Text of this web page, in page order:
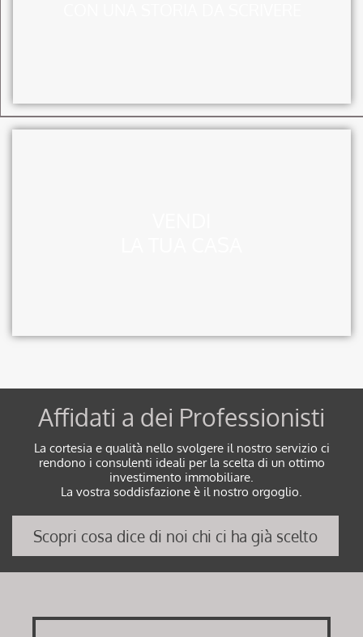
Affidati a dei Professionisti
La cortesia e qualità nello svolgere il nostro servizio ci
rendono i consulenti ideali per la scelta di un ottimo
investimento immobiliare.
La vostra soddisfazione è il nostro orgoglio.
Scopri cosa dice di noi chi ci ha già scelto